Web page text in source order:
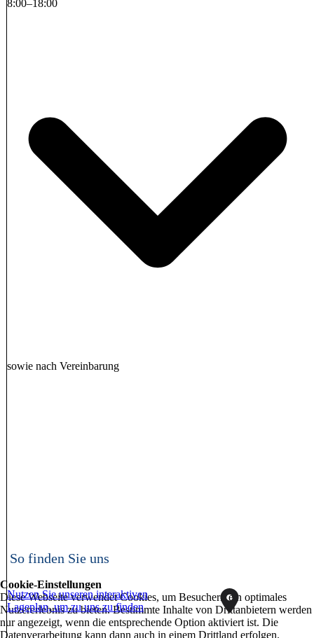
8:00–18:00
sowie nach Vereinbarung
So finden Sie uns
Nutzen Sie unseren interaktiven
La­ge­plan, um zu uns zu finden
Cookie-Einstellungen
Diese Webseite verwendet Cookies, um Besuchern ein optimales
Nutzererlebnis zu bieten. Bestimmte Inhalte von Drittanbietern werden
nur angezeigt, wenn die entsprechende Option aktiviert ist. Die
Datenverarbeitung kann dann auch in einem Drittland erfolgen.